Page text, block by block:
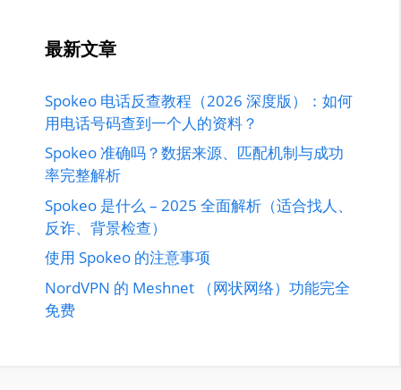
最新文章
Spokeo 电话反查教程（2026 深度版）：如何
用电话号码查到一个人的资料？
Spokeo 准确吗？数据来源、匹配机制与成功
率完整解析
Spokeo 是什么 – 2025 全面解析（适合找人、
反诈、背景检查）
使用 Spokeo 的注意事项
NordVPN 的 Meshnet （网状网络）功能完全
免费